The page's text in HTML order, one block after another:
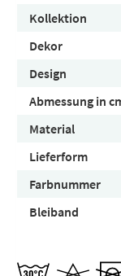
Kollektion
Dekor
Design
Abmessung in
Material
Lieferform
Farbnummer
Bleiband